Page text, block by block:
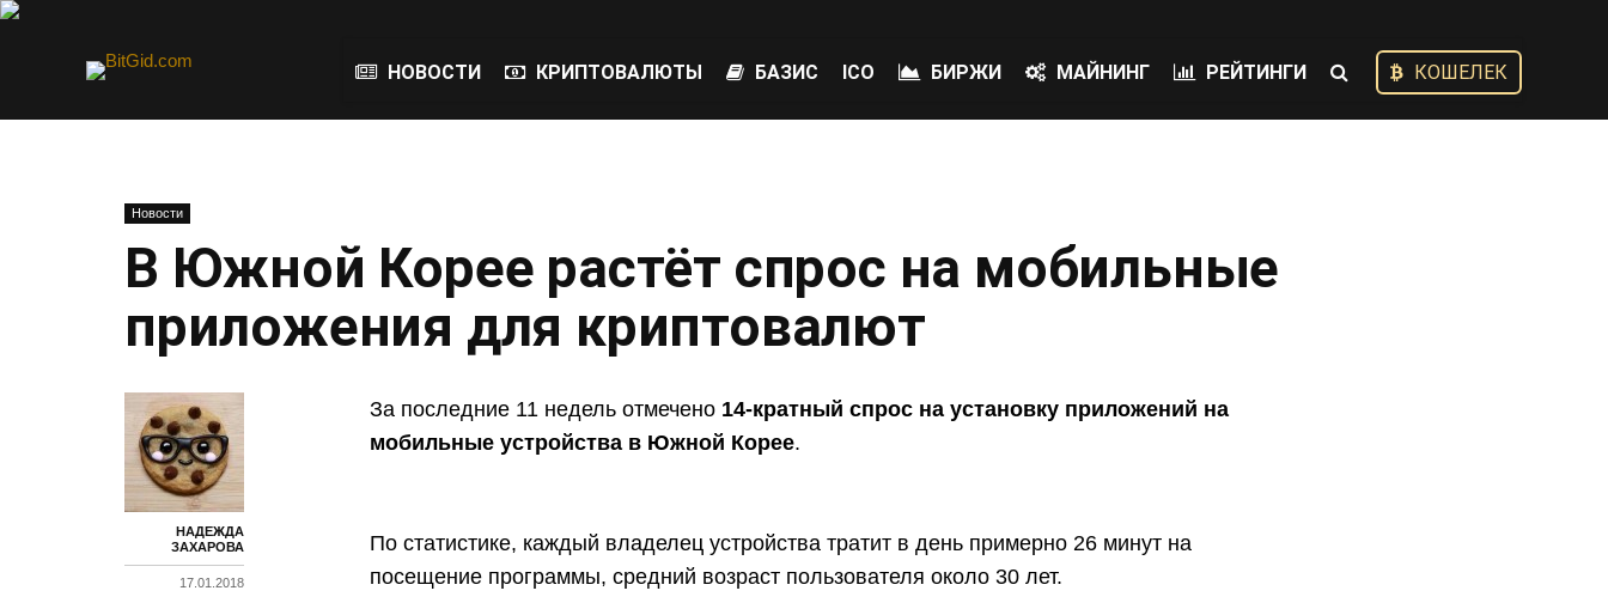
НОВОСТИ КРИПТОВАЛЮТЫ БАЗИС ICO БИРЖИ МАЙНИНГ РЕЙТИНГИ КОШЕЛЕК
Новости
В Южной Корее растёт спрос на мобильные
приложения для криптовалют
НАДЕЖДА
ЗАХАРОВА
17.01.2018
За последние 11 недель отмечено 14-кратный спрос на установку приложений на
мобильные устройства в Южной Корее.
По статистике, каждый владелец устройства тратит в день примерно 26 минут на
посещение программы, средний возраст пользователя около 30 лет.